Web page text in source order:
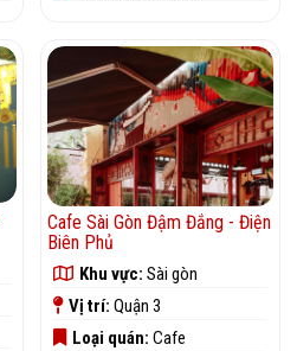
Cafe Sài Gòn Đậm Đắng - Điện
Biên Phủ
Khu vực: Sài gòn
Vị trí: Quận 3
Loại quán: Cafe